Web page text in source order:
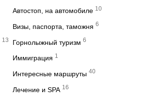
Автостоп, на автомобиле 10
Визы, паспорта, таможня 6
13 Горнолыжный туризм 6
Иммиграция 1
Интересные маршруты 40
Лечение и SPA 16